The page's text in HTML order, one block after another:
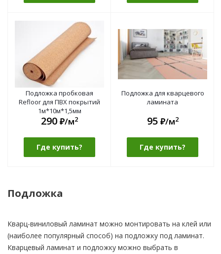
Подложка пробковая
Refloor для ПВХ покрытий
1м*10м*1,5мм
290 ₽/м2
Где купить?
Подложка для кварцевого
ламината
95 ₽/м2
Где купить?
Подложка
Кварц-виниловый ламинат можно монтировать на клей или
(наиболее популярный способ) на подложку под ламинат.
Кварцевый ламинат и подложку можно выбрать в